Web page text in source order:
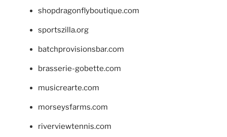
shopdragonflyboutique.com
sportszilla.org
batchprovisionsbar.com
brasserie-gobette.com
musicrearte.com
morseysfarms.com
riverviewtennis.com